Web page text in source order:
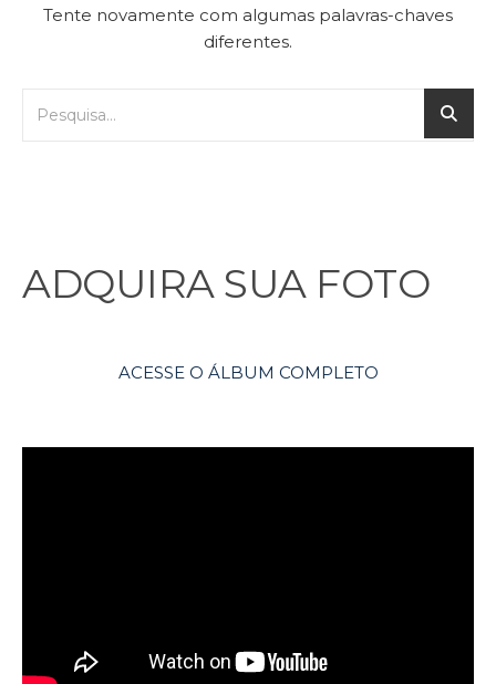
Tente novamente com algumas palavras-chaves
diferentes.
ADQUIRA SUA FOTO
ACESSE O ÁLBUM COMPLETO